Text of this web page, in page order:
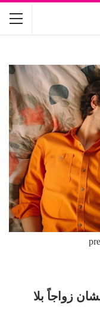
زواجاً بلا